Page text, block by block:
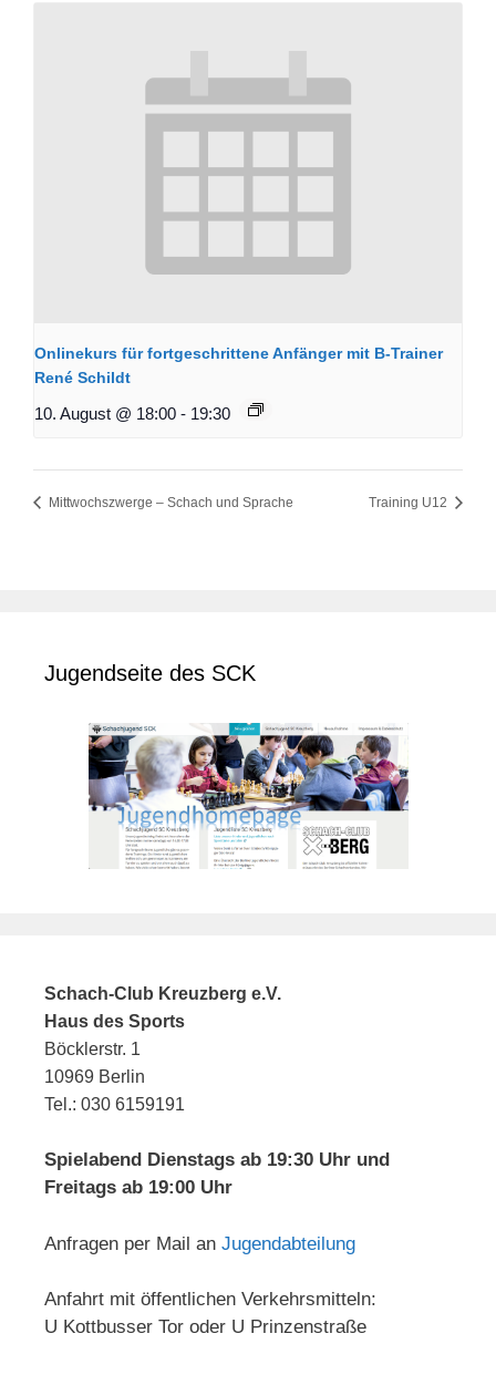
Onlinekurs für fortgeschrittene Anfänger mit B-Trainer
René Schildt
10. August @ 18:00 - 19:30
Mittwochszwerge – Schach und Sprache Training U12
Jugendseite des SCK
Schach-Club Kreuzberg e.V.
Haus des Sports
Böcklerstr. 1
10969 Berlin
Tel.: 030 6159191
Spielabend Dienstags ab 19:30 Uhr und
Freitags ab 19:00 Uhr
Anfragen per Mail an Jugendabteilung
Anfahrt mit öffentlichen Verkehrsmitteln:
U Kottbusser Tor oder U Prinzenstraße